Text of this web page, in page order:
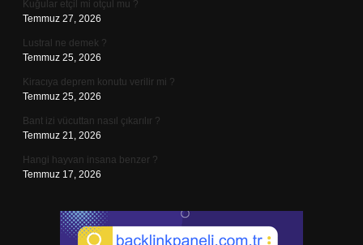
Kuğular etçil mi otçul mu ?
Temmuz 27, 2026
Lustral ne demek ?
Temmuz 25, 2026
Kiracıya deprem konutu verilir mi ?
Temmuz 25, 2026
Bant izi vücuttan nasıl çıkarılır ?
Temmuz 21, 2026
Hangi hayvan insana benzer ?
Temmuz 17, 2026